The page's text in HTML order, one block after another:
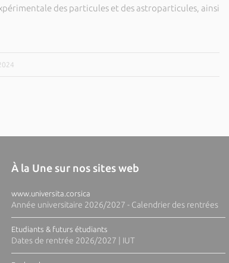
des particules et des astroparticules, ainsi
À la Une sur nos sites web
www.universita.corsica
Année universitaire 2026/2027 - Calendrier des rentrées
Etudiants & futurs étudiants
Dates de rentrée 2026/2027 | IUT